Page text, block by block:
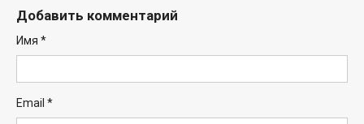
Добавить комментарий
Имя *
Email *